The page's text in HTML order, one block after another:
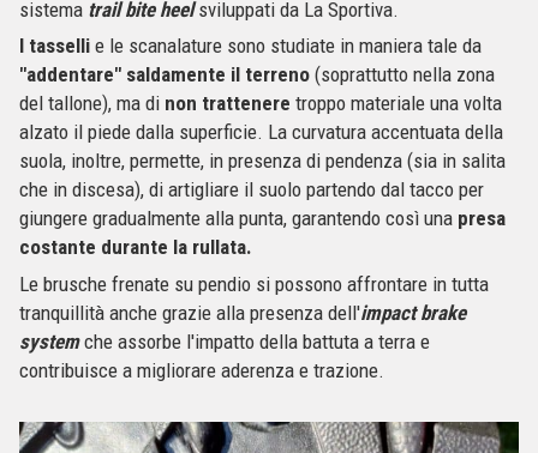
sistema trail bite heelsviluppati da La Sportiva.
I tasselli e le scanalature sono studiate in maniera tale da
"addentare" saldamente il terreno (soprattutto nella zona
del tallone), ma di non trattenere troppo materiale una volta
alzato il piede dalla superficie. La curvatura accentuata della
suola, inoltre, permette, in presenza di pendenza (sia in salita
che in discesa), di artigliare il suolo partendo dal tacco per
giungere gradualmente alla punta, garantendo così una presa
costante durante la rullata.
Le brusche frenate su pendio si possono affrontare in tutta
tranquillità anche grazie alla presenza dell'impact brake
systemche assorbe l'impatto della battuta a terra e
contribuisce a migliorare aderenza e trazione.